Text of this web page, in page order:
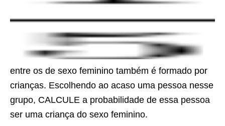
entre os de sexo feminino também é formado por
crianças. Escolhendo ao acaso uma pessoa nesse
grupo, CALCULE a probabilidade de essa pessoa
ser uma criança do sexo feminino.